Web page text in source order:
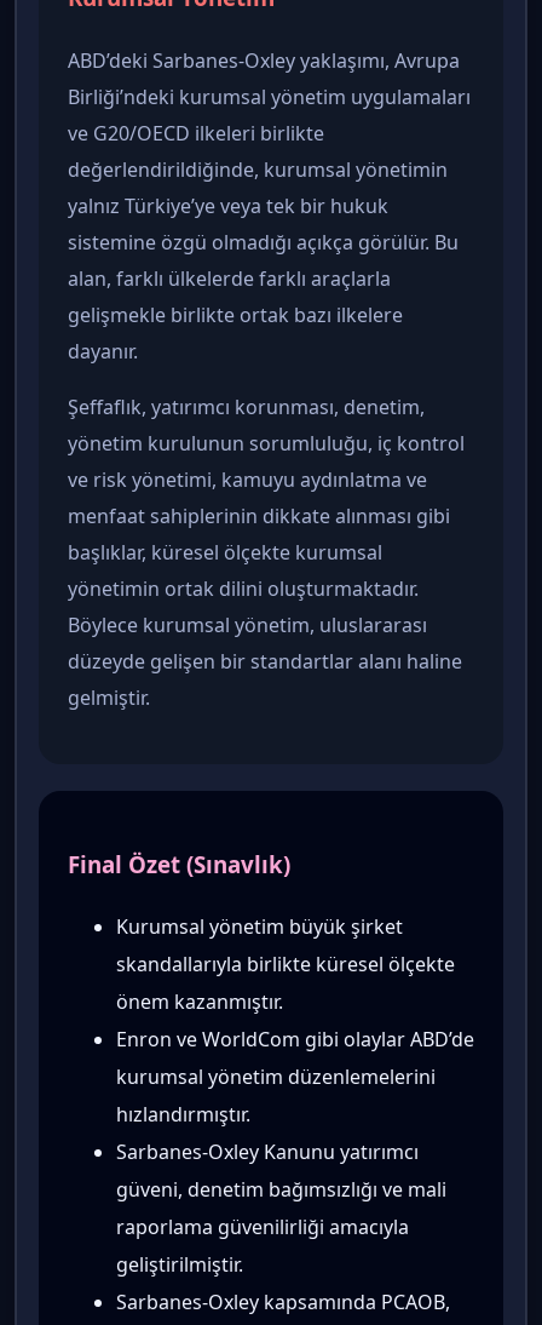
ABD’deki Sarbanes-Oxley yaklaşımı, Avrupa
Birliği’ndeki kurumsal yönetim uygulamaları
ve G20/OECD ilkeleri birlikte
değerlendirildiğinde, kurumsal yönetimin
yalnız Türkiye’ye veya tek bir hukuk
sistemine özgü olmadığı açıkça görülür. Bu
alan, farklı ülkelerde farklı araçlarla
gelişmekle birlikte ortak bazı ilkelere
dayanır.
Şeffaflık, yatırımcı korunması, denetim,
yönetim kurulunun sorumluluğu, iç kontrol
ve risk yönetimi, kamuyu aydınlatma ve
menfaat sahiplerinin dikkate alınması gibi
başlıklar, küresel ölçekte kurumsal
yönetimin ortak dilini oluşturmaktadır.
Böylece kurumsal yönetim, uluslararası
düzeyde gelişen bir standartlar alanı haline
gelmiştir.
Final Özet (Sınavlık)
Kurumsal yönetim büyük şirket
skandallarıyla birlikte küresel ölçekte
önem kazanmıştır.
Enron ve WorldCom gibi olaylar ABD’de
kurumsal yönetim düzenlemelerini
hızlandırmıştır.
Sarbanes-Oxley Kanunu yatırımcı
güveni, denetim bağımsızlığı ve mali
raporlama güvenilirliği amacıyla
geliştirilmiştir.
Sarbanes-Oxley kapsamında PCAOB,